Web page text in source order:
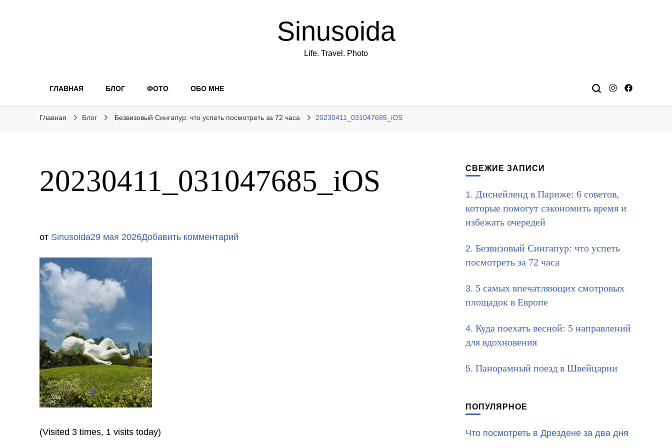
Sinusoida
Life. Travel. Photo
ГЛАВНАЯ БЛОГ ФОТО ОБО МНЕ
Главная Блог Безвизовый Сингапур: что успеть посмотреть за 72 часа 20230411_031047685_iOS
20230411_031047685_iOS
от Sinusoida29 мая 2026Добавить комментарий
(Visited 3 times, 1 visits today)
СВЕЖИЕ ЗАПИСИ
Диснейленд в Париже: 6 советов,
которые помогут сэкономить время и
избежать очередей
Безвизовый Сингапур: что успеть
посмотреть за 72 часа
5 самых впечатляющих смотровых
площадок в Европе
Куда поехать весной: 5 направлений
для вдохновения
Панорамный поезд в Швейцарии
ПОПУЛЯРНОЕ
Что посмотреть в Дрездене за два дня